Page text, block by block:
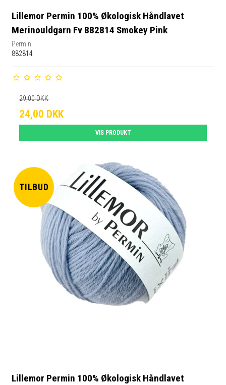
Lillemor Permin 100% Økologisk Håndlavet
Merinouldgarn Fv 882814 Smokey Pink
Permin
882814
29,00 DKK
24,00 DKK
VIS PRODUKT
TILBUD
Lillemor Permin 100% Økologisk Håndlavet